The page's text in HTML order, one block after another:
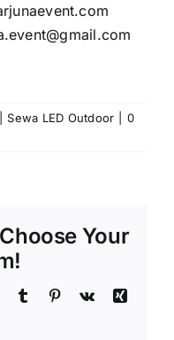
Sewa LED Outdoor
0
Your
Tumblr Pinterest
Vk
Xing